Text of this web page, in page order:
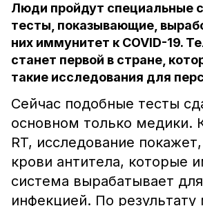
Люди пройдут специальные
тесты, показывающие,
них иммунитет к COVID-19.
станет первой в стране,
такие исследования для
Сейчас подобные тесты
основном только медики.
RT, исследование
крови антитела, которые
система вырабатывает
инфекцией. По